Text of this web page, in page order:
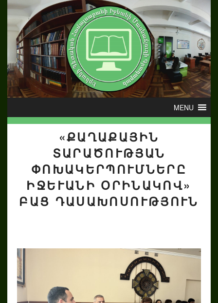
«ՔԱՂԱՔԱՅԻՆ
ՏԱՐԱԾՈՒԹՅԱՆ
ՓՈԽԱԿԵՐՊՈՒՄՆԵՐԸ
ԻՋԵՒԱՆԻ ՕՐԻՆԱԿՈՎ» Բ
ԱՑ ԴԱՍԱԽՈՍՈՒԹՅՈՒՆ